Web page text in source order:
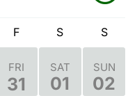
F S S
FRI
31
SAT
01
SUN
02